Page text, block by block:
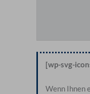
[wp-svg-
Wenn Ihnen